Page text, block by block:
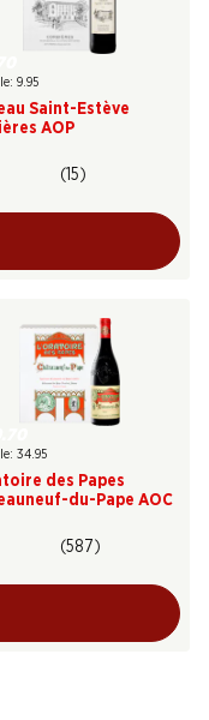
9.95
Saint-Estève
AOP
(15)
34.95
des Papes
du-Pape AOC
(587)